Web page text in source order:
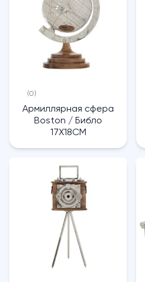
(0)
Армиллярная сфера
Boston / Библо
17X18CM